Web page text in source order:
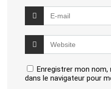
Enregistrer mon
dans le navigateur pour